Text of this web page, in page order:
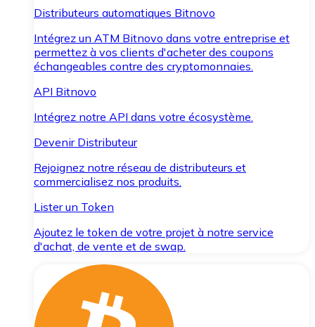
Distributeurs automatiques Bitnovo
Intégrez un ATM Bitnovo dans votre entreprise et
permettez à vos clients d'acheter des coupons
échangeables contre des cryptomonnaies.
API Bitnovo
Intégrez notre API dans votre écosystème.
Devenir Distributeur
Rejoignez notre réseau de distributeurs et
commercialisez nos produits.
Lister un Token
Ajoutez le token de votre projet à notre service
d'achat, de vente et de swap.